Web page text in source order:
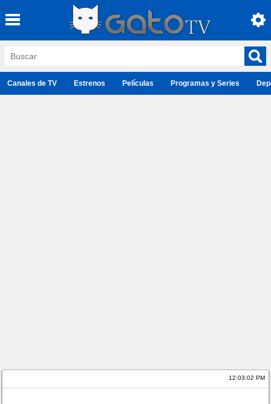
Canales de TV Estrenos Películas Programas y Series
12:03:02 PM